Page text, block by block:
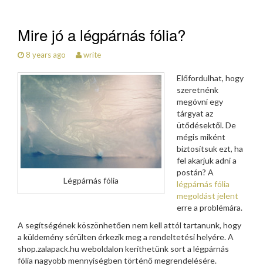
Mire jó a légpárnás fólia?
8 years ago write
Légpárnás fólia
Előfordulhat, hogy
szeretnénk
megóvni egy
tárgyat az
ütődésektől. De
mégis miként
biztosítsuk ezt, ha
fel akarjuk adni a
postán? A
légpárnás fólia
megoldást jelent
erre a problémára.
A segítségének köszönhetően nem kell attól tartanunk, hogy
a küldemény sérülten érkezik meg a rendeltetési helyére. A
shop.zalapack.hu weboldalon keríthetünk sort a légpárnás
fólia nagyobb mennyiségben történő megrendelésére.